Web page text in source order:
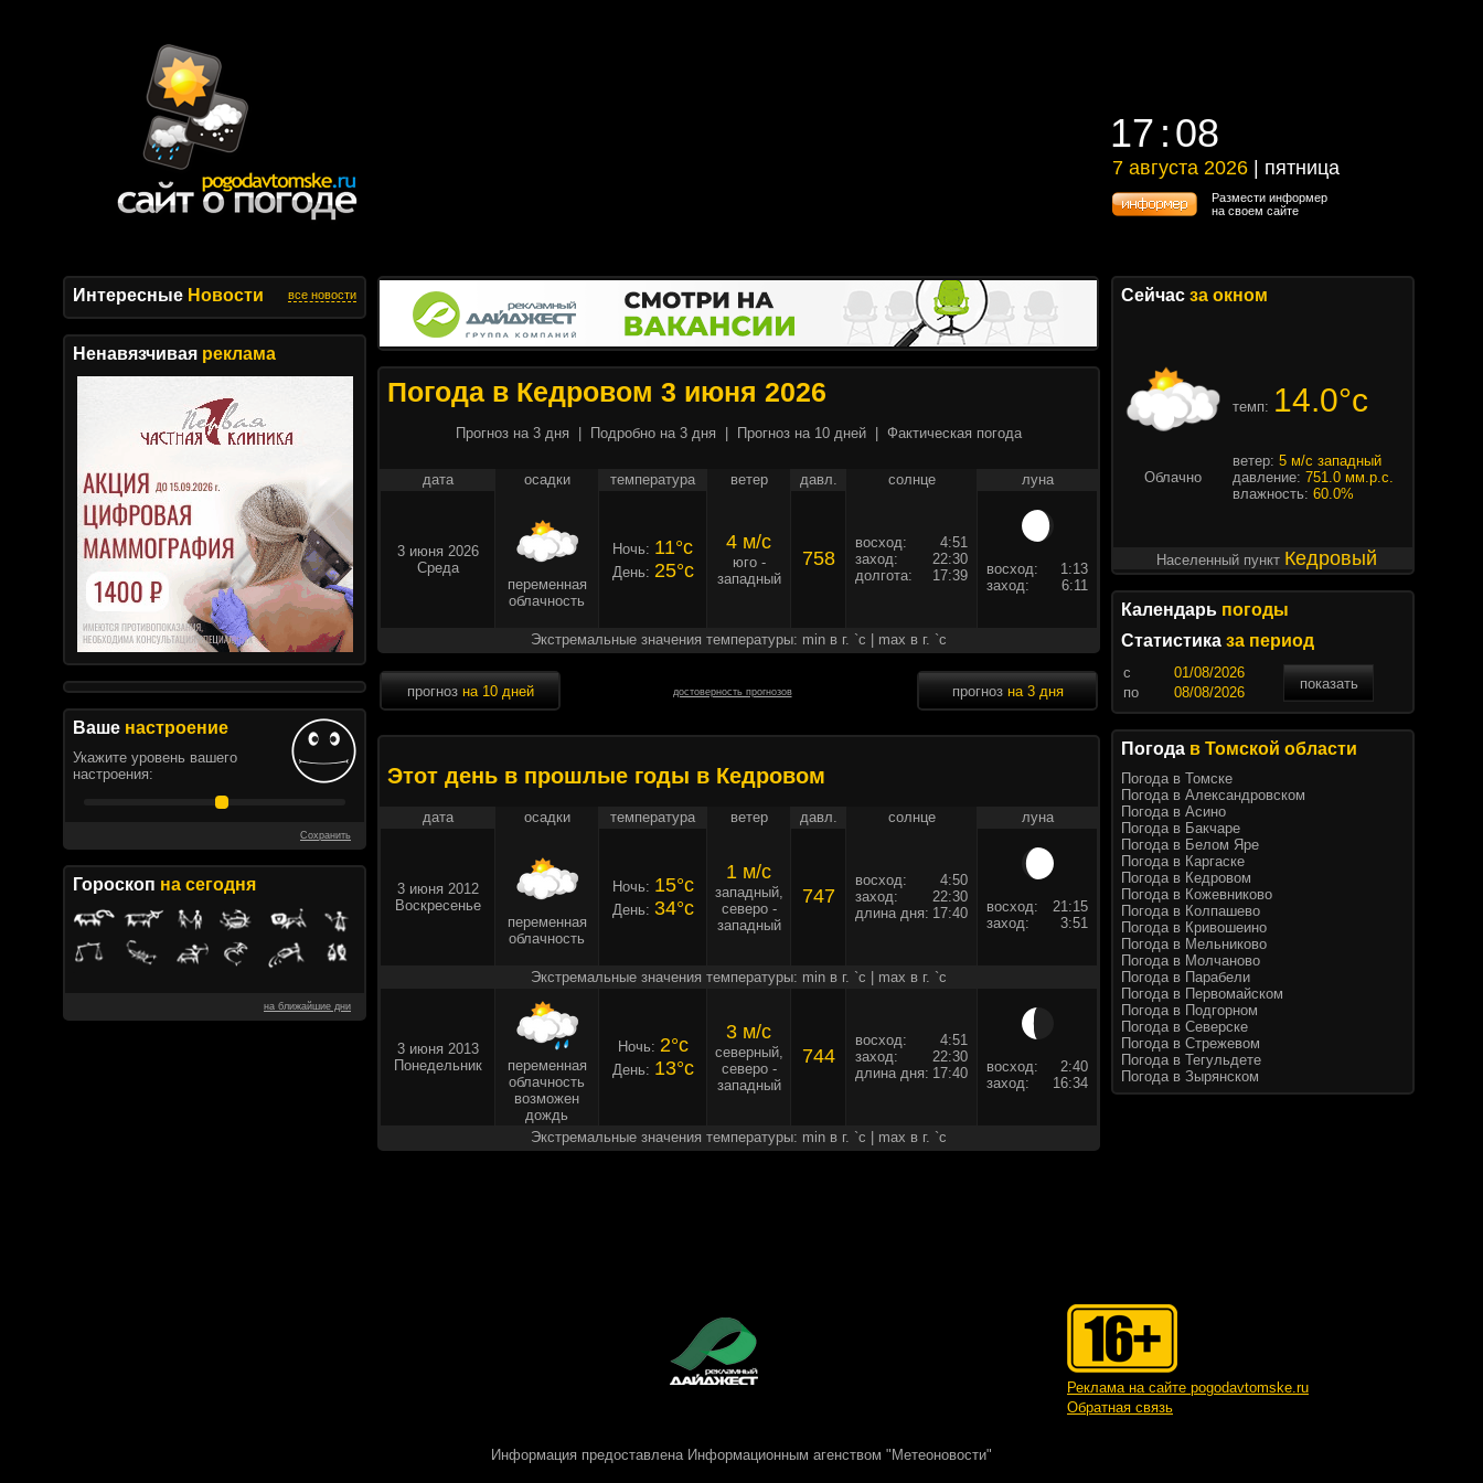
17 08
17 08
7 августа 2026 | пятница
7 августа 2026 | пятница
Размести информер
на своем сайте
Интересные Новости все новости
Ненавязчивая реклама
Ваше настроение
Укажите уровень вашего
настроения:
Сохранить
Гороскоп на сегодня
на ближайшие дни
Погода в Кедровом 3 июня 2026
Прогноз на 3 дня Подробно на 3 дня Прогноз на 10 дней Фактическая погода
дата осадки температура ветер давл. солнце луна
3 июня 2026
Среда
переменная
облачность
Ночь: 11°c
День: 25°c
4 м/c
юго -
западный
758
восход:
4:51
заход:
22:30
долгота:
17:39 восход:
1:13
заход:
6:11
Экстремальные значения температуры: min в г. `c | max в г. `c
прогноз на 10 дней достоверность прогнозов прогноз на 3 дня
Этот день в прошлые годы в Кедровом
дата осадки температура ветер давл. солнце луна
3 июня 2012
Воскресенье
переменная
облачность
Ночь: 15°c
День: 34°c
1 м/c
западный,
северо -
западный
747
восход:
4:50
заход:
22:30
длина дня: 17:40 восход:
21:15
заход:
3:51
Экстремальные значения температуры: min в г. `c | max в г. `c
3 июня 2013
Понедельник
переменная
облачность
возможен
дождь
Ночь: 2°c
День: 13°c
3 м/c
северный,
северо -
западный
744
восход:
4:51
заход:
22:30
длина дня: 17:40 восход:
2:40
заход:
16:34
Экстремальные значения температуры: min в г. `c | max в г. `c
Сейчас за окном
темп: 14.0°c
Облачно
ветер: 5 м/с западный
давление: 751.0 мм.р.с.
влажность: 60.0%
Населенный пункт Кедровый
Календарь погоды
Статистика за период
c
показать
по
Погода в Томской области
Погода в Томске
Погода в Александровском
Погода в Асино
Погода в Бакчаре
Погода в Белом Яре
Погода в Каргаске
Погода в Кедровом
Погода в Кожевниково
Погода в Колпашево
Погода в Кривошеино
Погода в Мельниково
Погода в Молчаново
Погода в Парабели
Погода в Первомайском
Погода в Подгорном
Погода в Северске
Погода в Стрежевом
Погода в Тегульдете
Погода в Зырянском
Реклама на сайте pogodavtomske.ru
Обратная связь
Информация предоставлена Информационным агенством "Метеоновости"